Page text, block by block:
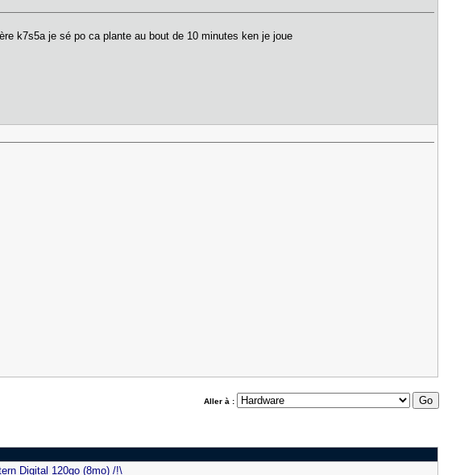
k7s5a je sé po ca plante au bout de 10 minutes ken je joue
Aller à :
Digital 120go (8mo) /!\